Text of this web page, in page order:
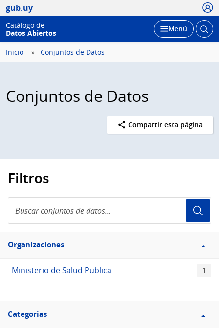
gub.uy
Catálogo de
Datos Abiertos
Desplegar
Menú Abrir
Inicio Conjuntos de Datos
Conjuntos de Datos
Compartir esta página
Filtros
conjuntos
de
Filtro
Organizaciones
Organizaciones
Ministerio de Salud Publica 1
Filtro
Categorias
Categorias